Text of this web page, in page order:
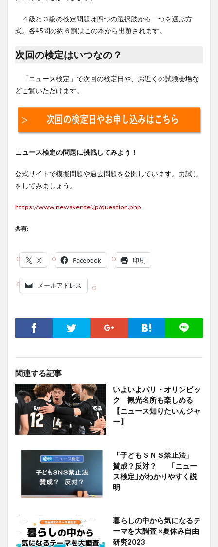
４級と３級の検定問題は四つの選択肢から一つを選ぶ方
式。各45問の約６割はこの本から出題されます。
次回の検定はいつなの？
「ニュース検定」で次回の検定日や、お近くの試験会場な
どご覧いただけます。
ニュース検定の問題に挑戦してみよう！
公式サイトで模擬問題や過去問題を公開しています。力試し
をしてみましょう。
https://www.newskentei.jp/question.php
共有:
X Facebook 印刷
メールアドレス
関連する記事
いよいよパリ・オリンピッ
ク 観光名所も楽しめる
【ニュース知りたいんジャ
ー】
「子どもＳＮＳ禁止法」
賛成？反対？ ｢ニュー
ス検定｣がわかりやすく説
明
暮らしの中から気になるテ
ーマを大調査 ×夏休み自由
研究2023